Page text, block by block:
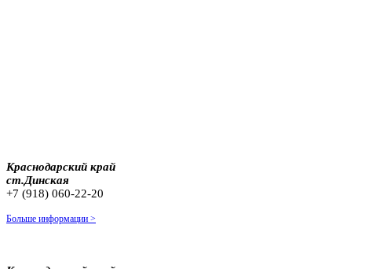
Краснодарский край
ст.Динская
+7 (918) 060-22-20
Больше информации >